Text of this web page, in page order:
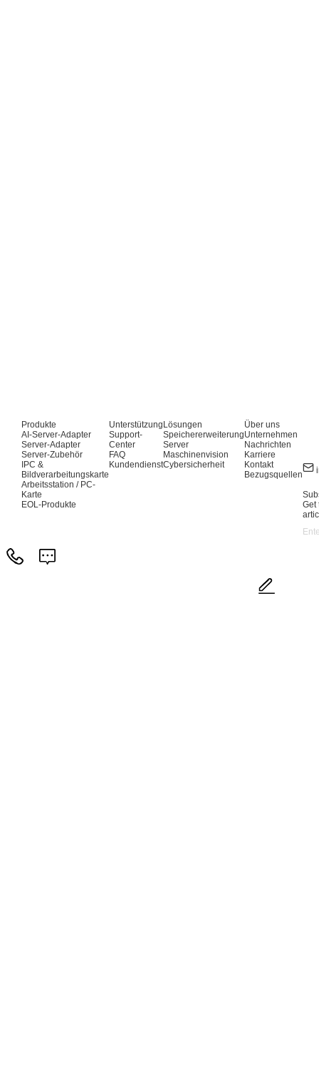
Produkte
AI-Server-Adapter
Server-Adapter
Server-Zubehör
IPC &
Bildverarbeitungskarte
Arbeitsstation / PC-
Karte
EOL-Produkte
Unterstützung
Support-
Center
FAQ
Kundendienst
Lösungen
Speichererweiterung
Server
Maschinenvision
Cybersicherheit
Über uns
Unternehmen
Nachrichten
Karriere
Kontakt
Bezugsquellen
Get